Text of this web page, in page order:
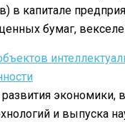
в капитале
бумаг,
экономики,
и выпуска